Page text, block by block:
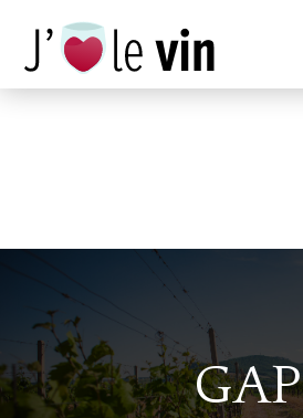
GAP